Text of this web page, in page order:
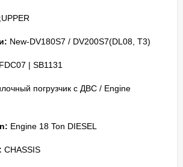
New-DV180S7 / DV200S7(DL08, T3)
| SB1131
погрузчик с ДВС / Engine
Engine 18 Ton DIESEL
CHASSIS